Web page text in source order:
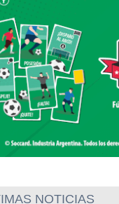
NOTICIAS